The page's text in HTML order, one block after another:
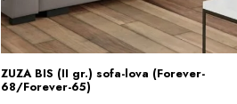
Į KREPŠELĮ
ZUZA BIS (II gr.) sofa-lova (Forever-
68/Forever-65)